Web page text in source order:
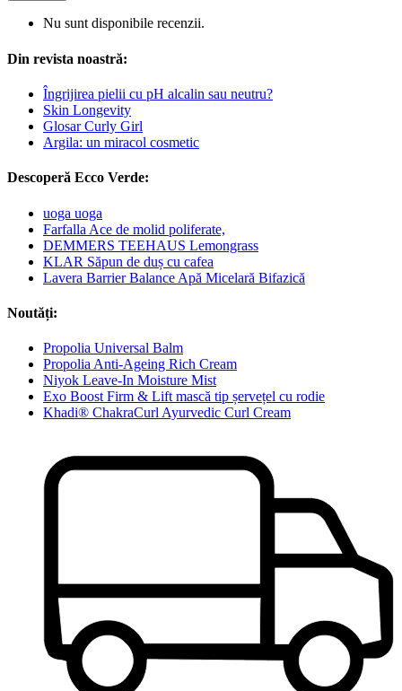
Nu sunt disponibile recenzii.
Din revista noastră:
Îngrijirea pielii cu pH alcalin sau neutru?
Skin Longevity
Glosar Curly Girl
Argila: un miracol cosmetic
Descoperă Ecco Verde:
uoga uoga
Farfalla Ace de molid poliferate,
DEMMERS TEEHAUS Lemongrass
KLAR Săpun de duș cu cafea
Lavera Barrier Balance Apă Micelară Bifazică
Noutăți:
Propolia Universal Balm
Propolia Anti-Ageing Rich Cream
Niyok Leave-In Moisture Mist
Exo Boost Firm & Lift mască tip șervețel cu rodie
Khadi® ChakraCurl Ayurvedic Curl Cream